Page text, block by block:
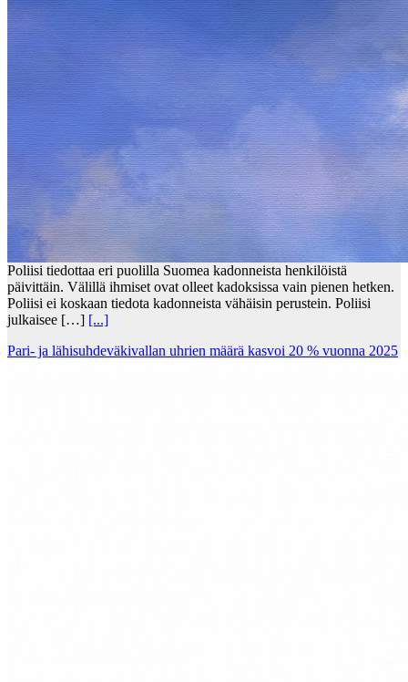
Poliisi tiedottaa eri puolilla Suomea kadonneista henkilöistä
päivittäin. Välillä ihmiset ovat olleet kadoksissa vain pienen hetken.
Poliisi ei koskaan tiedota kadonneista vähäisin perustein. Poliisi
julkaisee […] [...]
Pari- ja lähisuhdeväkivallan uhrien määrä kasvoi 20 % vuonna 2025